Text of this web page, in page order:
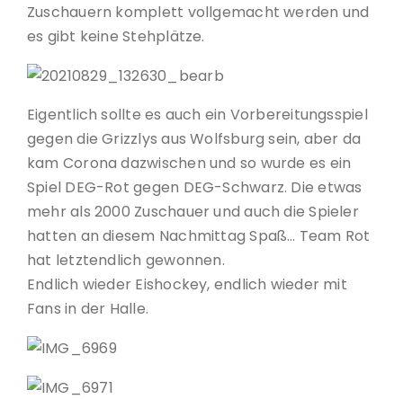
Zuschauern komplett vollgemacht werden und
es gibt keine Stehplätze.
Eigentlich sollte es auch ein Vorbereitungsspiel
gegen die Grizzlys aus Wolfsburg sein, aber da
kam Corona dazwischen und so wurde es ein
Spiel DEG-Rot gegen DEG-Schwarz. Die etwas
mehr als 2000 Zuschauer und auch die Spieler
hatten an diesem Nachmittag Spaß… Team Rot
hat letztendlich gewonnen.
Endlich wieder Eishockey, endlich wieder mit
Fans in der Halle.